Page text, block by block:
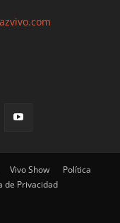
Vivo Show
Política
de Privacidad